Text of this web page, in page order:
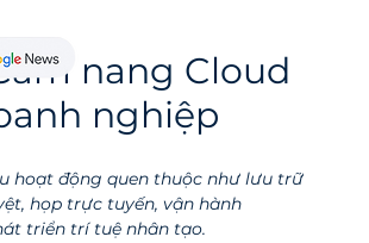
nang Cloud
nghiệp
hoạt động quen thuộc như lưu trữ
họp trực tuyến, vận hành
triển trí tuệ nhân tạo.